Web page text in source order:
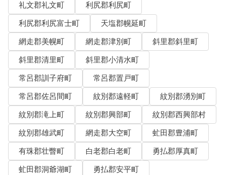
礼文郡礼文町
利尻郡利尻町
利尻郡利尻富士町
天塩郡幌延町
網走郡美幌町
網走郡津別町
斜里郡斜里町
斜里郡清里町
斜里郡小清水町
常呂郡訓子府町
常呂郡置戸町
常呂郡佐呂間町
紋別郡遠軽町
紋別郡湧別町
紋別郡滝上町
紋別郡興部町
紋別郡西興部村
紋別郡雄武町
網走郡大空町
虻田郡豊浦町
有珠郡壮瞥町
白老郡白老町
勇払郡厚真町
虻田郡洞爺湖町
勇払郡安平町